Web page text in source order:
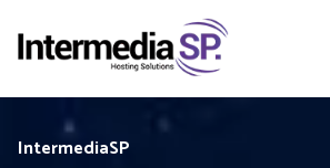
IntermediaSP